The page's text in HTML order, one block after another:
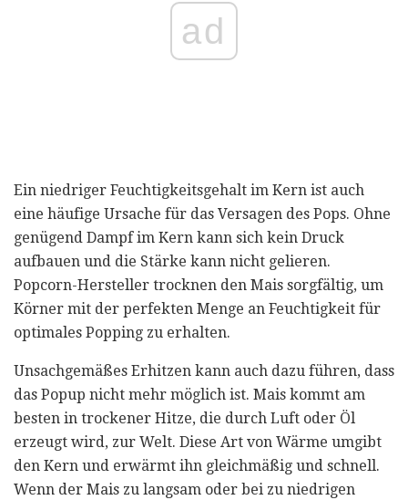
ad
Ein niedriger Feuchtigkeitsgehalt im Kern ist auch
eine häufige Ursache für das Versagen des Pops. Ohne
genügend Dampf im Kern kann sich kein Druck
aufbauen und die Stärke kann nicht gelieren.
Popcorn-Hersteller trocknen den Mais sorgfältig, um
Körner mit der perfekten Menge an Feuchtigkeit für
optimales Popping zu erhalten.
Unsachgemäßes Erhitzen kann auch dazu führen, dass
das Popup nicht mehr möglich ist. Mais kommt am
besten in trockener Hitze, die durch Luft oder Öl
erzeugt wird, zur Welt. Diese Art von Wärme umgibt
den Kern und erwärmt ihn gleichmäßig und schnell.
Wenn der Mais zu langsam oder bei zu niedrigen